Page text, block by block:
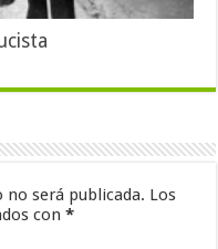
será publicada. Los
con*